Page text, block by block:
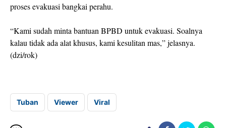
proses evakuasi bangkai perahu.
“Kami sudah minta bantuan BPBD untuk evakuasi. Soalnya
kalau tidak ada alat khusus, kami kesulitan mas,” jelasnya.
(dzi/rok)
Tuban Viewer Viral